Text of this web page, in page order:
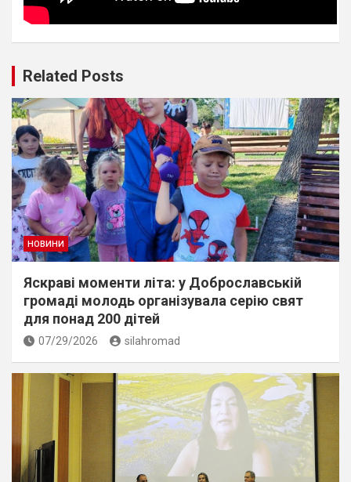
Related Posts
НОВИНИ
Яскраві моменти літа: у Доброславській
громаді молодь організувала серію свят
для понад 200 дітей
07/29/2026 silahromad